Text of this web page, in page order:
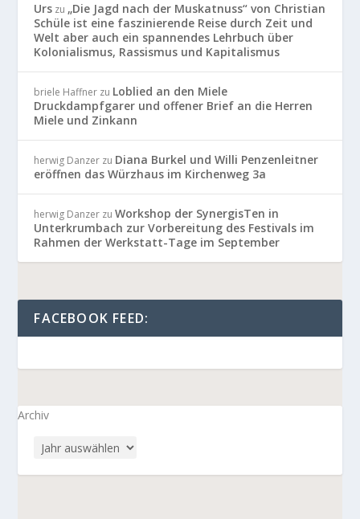
Urs zu„Die Jagd nach der Muskatnuss“ von Christian
Schüle ist eine faszinierende Reise durch Zeit und
Welt aber auch ein spannendes Lehrbuch über
Kolonialismus, Rassismus und Kapitalismus
briele Haffner zu Loblied an den Miele
Druckdampfgarer und offener Brief an die Herren
Miele und Zinkann
herwig Danzer zu Diana Burkel und Willi Penzenleitner
eröffnen das Würzhaus im Kirchenweg 3a
herwig Danzer zuWorkshop der SynergisTen in
Unterkrumbach zur Vorbereitung des Festivals im
Rahmen der Werkstatt-Tage im September
FACEBOOK FEED:
Archiv